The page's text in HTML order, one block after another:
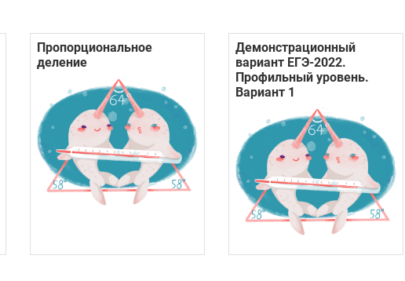
Пропорциональное
деление
Демонстрационный
вариант ЕГЭ-2022.
Профильный уровень.
Вариант 1